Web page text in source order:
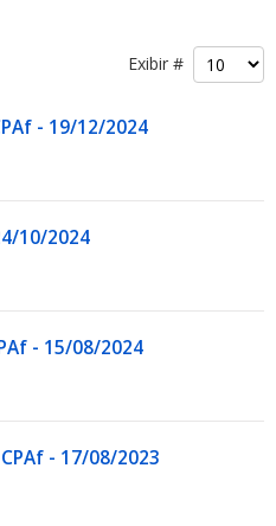
Exibir #
- 19/12/2024
10/2024
- 15/08/2024
- 17/08/2023